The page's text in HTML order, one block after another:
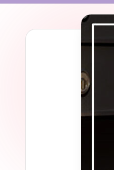
g
importan